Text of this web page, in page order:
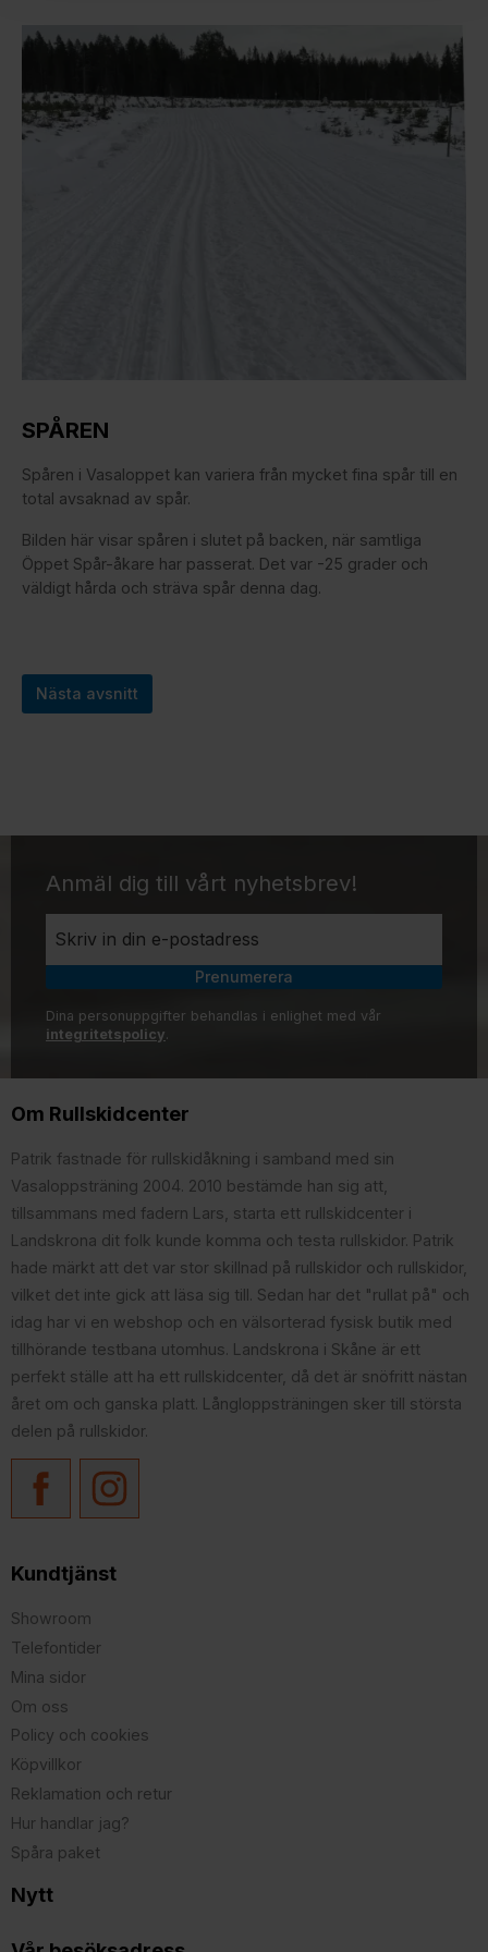
SPÅREN
Spåren i Vasaloppet kan variera från mycket fina spår till en
total avsaknad av spår.
Bilden här visar spåren i slutet på backen, när samtliga
Öppet Spår-åkare har passerat. Det var -25 grader och
väldigt hårda och sträva spår denna dag.
Nästa avsnitt
Anmäl dig till vårt nyhetsbrev!
Prenumerera
Dina personuppgifter behandlas i enlighet med vår
integritetspolicy.
Om Rullskidcenter
Patrik fastnade för rullskidåkning i samband med sin
Vasaloppsträning 2004. 2010 bestämde han sig att,
tillsammans med fadern Lars, starta ett rullskidcenter i
Landskrona dit folk kunde komma och testa rullskidor. Patrik
hade märkt att det var stor skillnad på rullskidor och rullskidor,
vilket det inte gick att läsa sig till. Sedan har det "rullat på" och
idag har vi en webshop och en välsorterad fysisk butik med
tillhörande testbana utomhus. Landskrona i Skåne är ett
perfekt ställe att ha ett rullskidcenter, då det är snöfritt nästan
året om och ganska platt. Långloppsträningen sker till största
delen på rullskidor.
Kundtjänst
Showroom
Telefontider
Mina sidor
Om oss
Policy och cookies
Köpvillkor
Reklamation och retur
Hur handlar jag?
Spåra paket
Nytt